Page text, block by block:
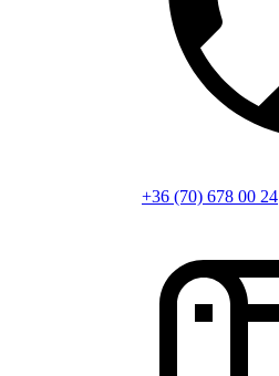
+36 (70) 678 00 24